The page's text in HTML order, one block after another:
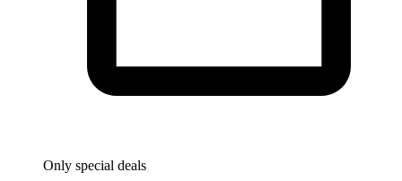
Only special deals